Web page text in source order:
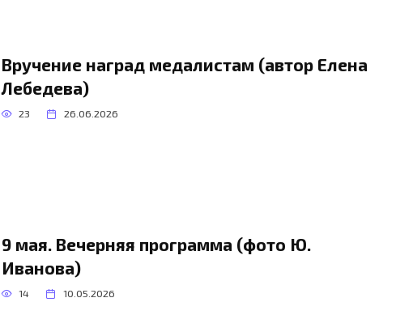
Вручение наград медалистам (автор Елена
Лебедева)
23 26.06.2026
9 мая. Вечерняя программа (фото Ю.
Иванова)
14 10.05.2026